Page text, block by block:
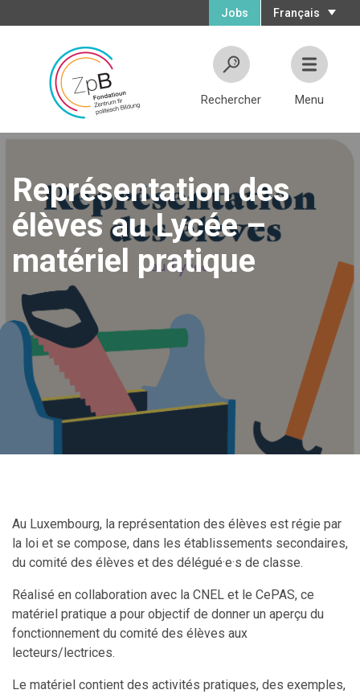
Français
Jobs
Rechercher Menu
Représentation des
élèves au Lycée –
matériel pratique
Au Luxembourg, la représentation des élèves est régie par
la loi et se compose, dans les établissements secondaires,
du comité des élèves et des délégué·e·s de classe.
Réalisé en collaboration avec la CNEL et le CePAS, ce
matériel pratique a pour objectif de donner un aperçu du
fonctionnement du comité des élèves aux
lecteurs/lectrices.
Le matériel contient des activités pratiques, des exemples,